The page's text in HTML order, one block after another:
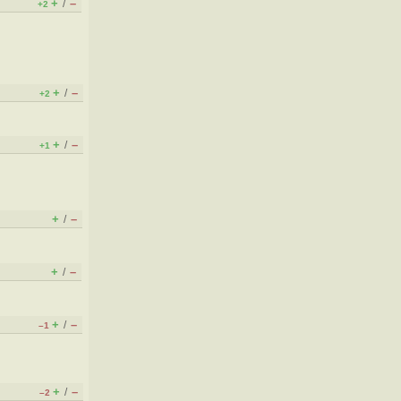
+2 + / –
+2 + / –
+1 + / –
+ / –
+ / –
–1 + / –
–2 + / –